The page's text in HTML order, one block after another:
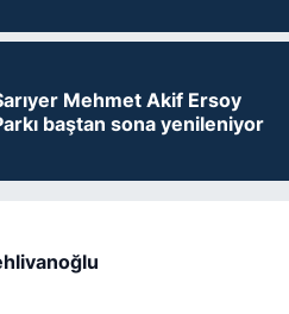
Mehmet Akif Ersoy
baştan sona yenileniyor